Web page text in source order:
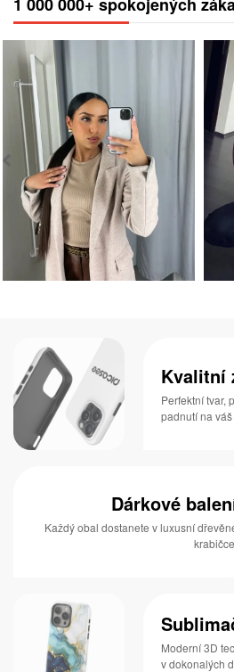
Kvalitní
Perfektní tvar,
padnutí na
Dárkové
Každý obal dostanete v luxusní
Moderní 3D
v dokonalých